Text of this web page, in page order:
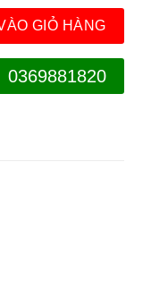
số lượng
GIỎ HÀNG
0369881820